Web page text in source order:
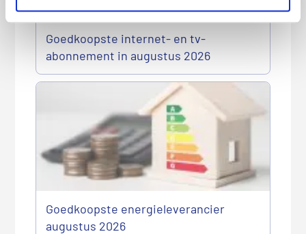
Goedkoopste internet- en tv-
abonnement in augustus 2026
Goedkoopste energieleverancier
augustus 2026